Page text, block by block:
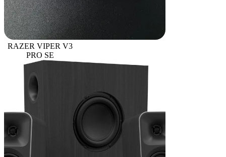
RAZER VIPER V3
PRO SE